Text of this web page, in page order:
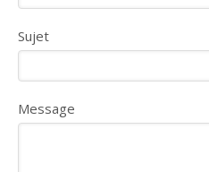
Sujet
Message